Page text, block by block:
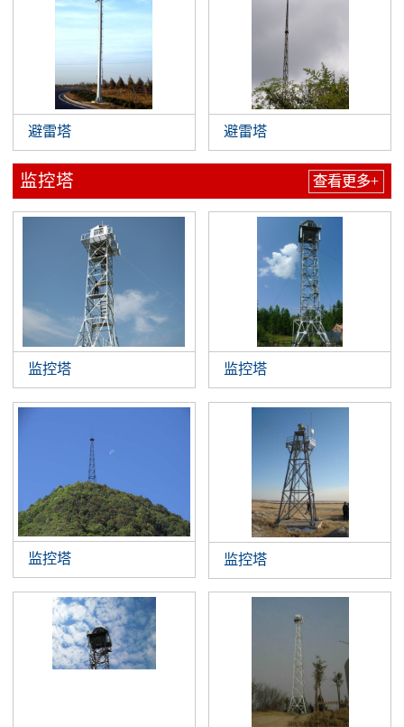
避雷塔 避雷塔
监控塔 查看更多+
监控塔 监控塔
监控塔 监控塔